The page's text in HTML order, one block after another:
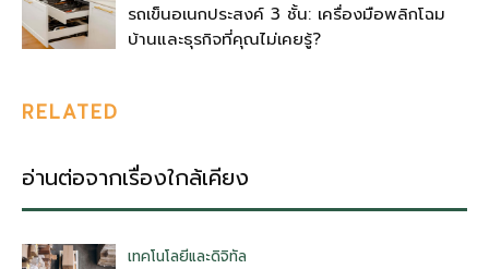
รถเข็นอเนกประสงค์ 3 ชั้น: เครื่องมือพลิกโฉม
บ้านและธุรกิจที่คุณไม่เคยรู้?
RELATED
อ่านต่อจากเรื่องใกล้เคียง
เทคโนโลยีและดิจิทัล